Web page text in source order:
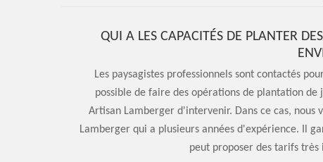
QUI A LES CAPACITÉS DE PLANTER
Les paysagistes professionnels sont contactés
possible de faire des opérations de plantation
Artisan Lamberger d'intervenir. Dans ce cas,
Lamberger qui a plusieurs années d'expérience. Il
peut proposer des tarifs très